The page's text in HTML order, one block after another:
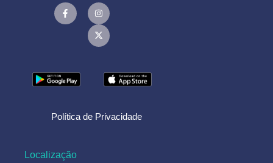
Política de Privacidade
Localização